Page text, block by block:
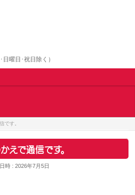
曜日･祝日除く）
です。
えで通信です。
時 : 2026年7月5日